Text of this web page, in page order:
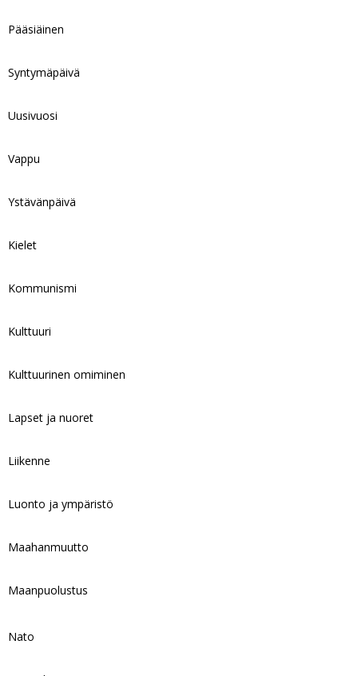
Pääsiäinen
Syntymäpäivä
Uusivuosi
Vappu
Ystävänpäivä
Kielet
Kommunismi
Kulttuuri
Kulttuurinen omiminen
Lapset ja nuoret
Liikenne
Luonto ja ympäristö
Maahanmuutto
Maanpuolustus
Nato